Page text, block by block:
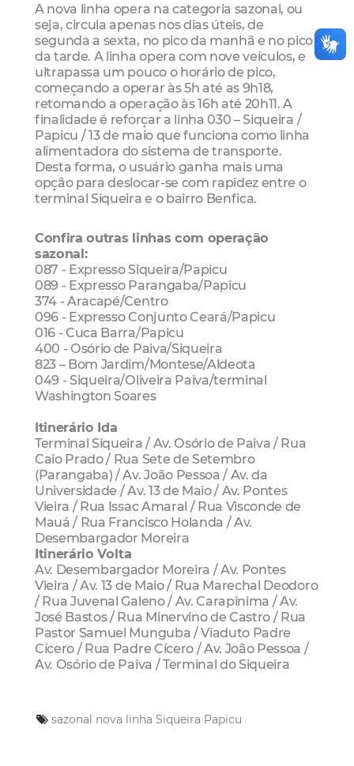
A nova linha opera na categoria sazonal, ou
seja, circula apenas nos dias úteis, de
segunda a sexta, no pico da manhã e no pico
da tarde. A linha opera com nove veículos, e
ultrapassa um pouco o horário de pico,
começando a operar às 5h até as 9h18,
retomando a operação às 16h até 20h11. A
finalidade é reforçar a linha 030 – Siqueira /
Papicu / 13 de maio que funciona como linha
alimentadora do sistema de transporte.
Desta forma, o usuário ganha mais uma
opção para deslocar-se com rapidez entre o
terminal Siqueira e o bairro Benfica.
Confira outras linhas com operação
sazonal:
087 - Expresso Siqueira/Papicu
089 - Expresso Parangaba/Papicu
374 - Aracapé/Centro
096 - Expresso Conjunto Ceará/Papicu
016 - Cuca Barra/Papicu
400 - Osório de Paiva/Siqueira
823 – Bom Jardim/Montese/Aldeota
049 - Siqueira/Oliveira Paiva/terminal
Washington Soares
Itinerário Ida
Terminal Siqueira / Av. Osório de Paiva / Rua
Caio Prado / Rua Sete de Setembro
(Parangaba) / Av. João Pessoa / Av. da
Universidade / Av. 13 de Maio / Av. Pontes
Vieira / Rua Issac Amaral / Rua Visconde de
Mauá / Rua Francisco Holanda / Av.
Desembargador Moreira
Itinerário Volta
Av. Desembargador Moreira / Av. Pontes
Vieira / Av. 13 de Maio / Rua Marechal Deodoro
/ Rua Juvenal Galeno / Av. Carapinima / Av.
José Bastos / Rua Minervino de Castro / Rua
Pastor Samuel Munguba / Viaduto Padre
Cícero / Rua Padre Cícero / Av. João Pessoa /
Av. Osório de Paiva / Terminal do Siqueira
sazonal nova linha Siqueira Papicu